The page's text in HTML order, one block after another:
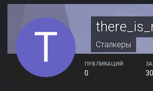
Сталкеры
ПУБЛИКАЦИЙ
0